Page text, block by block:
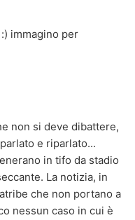
immagino per
non si deve dibattere,
e riparlato...
in tifo da stadio
La notizia, in
che non portano a
nessun caso in cui è